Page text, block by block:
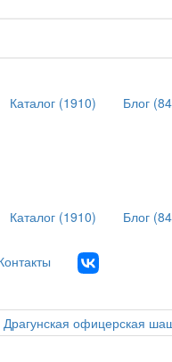
Каталог (1910) Блог
Каталог (1910) Блог